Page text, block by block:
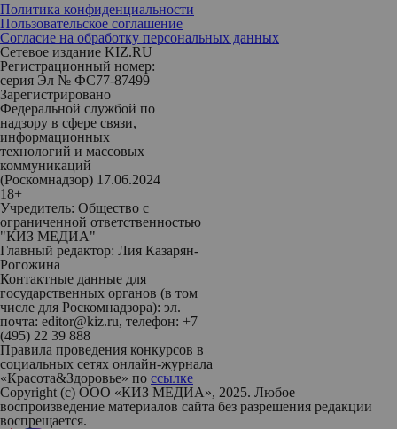
Политика конфиденциальности
Пользовательское соглашение
Согласие на обработку персональных данных
Сетевое издание KIZ.RU
Регистрационный номер:
серия Эл № ФС77-87499
Зарегистрировано
Федеральной службой по
надзору в сфере связи,
информационных
технологий и массовых
коммуникаций
(Роскомнадзор) 17.06.2024
18+
Учредитель: Общество с
ограниченной ответственностью
"КИЗ МЕДИА"
Главный редактор: Лия Казарян-
Рогожина
Контактные данные для
государственных органов (в том
числе для Роскомнадзора): эл.
почта: editor@kiz.ru, телефон: +7
(495) 22 39 888
Правила проведения конкурсов в
социальных сетях онлайн-журнала
«Красота&Здоровье» по ссылке
Copyright (с) ООО «КИЗ МЕДИА», 2025. Любое
воспроизведение материалов сайта без разрешения редакции
воспрещается.